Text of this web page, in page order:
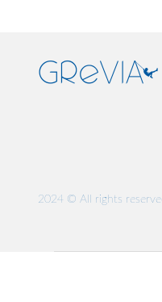
2024 © All rights